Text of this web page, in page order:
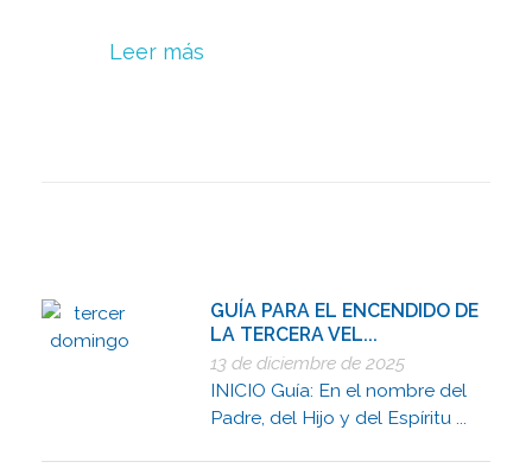
Leer más
GUÍA PARA EL ENCENDIDO DE
LA TERCERA VEL...
13 de diciembre de 2025
INICIO Guía: En el nombre del
Padre, del Hijo y del Espíritu ...